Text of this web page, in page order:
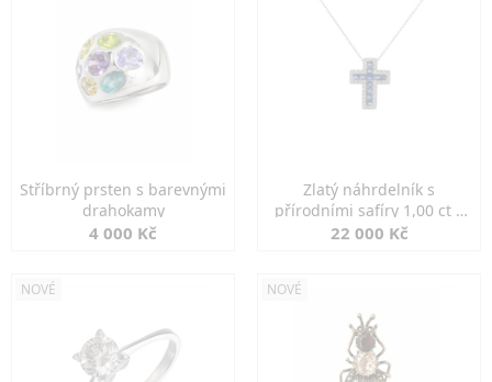
Stříbrný prsten s barevnými
drahokamy
4 000 Kč
Zlatý náhrdelník s
přírodními safíry 1,00 ct a
diamanty
22 000 Kč
NOVÉ NOVÉ